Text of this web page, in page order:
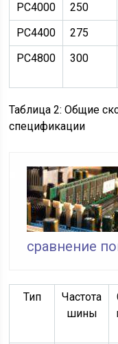
PC4000
250
PC4400
275
PC4800
300
Таблица 2: Общие
спецификации
сравнение
Тип
Частота
шины